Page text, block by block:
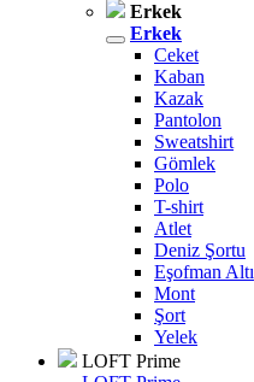
Erkek
Erkek
Ceket
Kaban
Kazak
Pantolon
Sweatshirt
Gömlek
Polo
T-shirt
Atlet
Deniz Şortu
Eşofman Altı
Mont
Şort
Yelek
LOFT Prime